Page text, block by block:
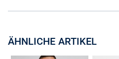
ÄHNLICHE ARTIKEL